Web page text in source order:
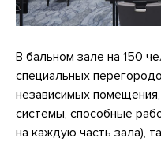
В бальном зале на 150
специальных
независимых
системы, способные
на каждую часть зала),